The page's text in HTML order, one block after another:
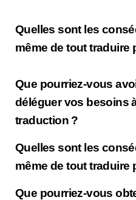
Quelles sont les
même de tout traduire
Que pourriez-vous
déléguer vos besoins
traduction ?
Quelles sont les
même de tout traduire
Que pourriez-vous